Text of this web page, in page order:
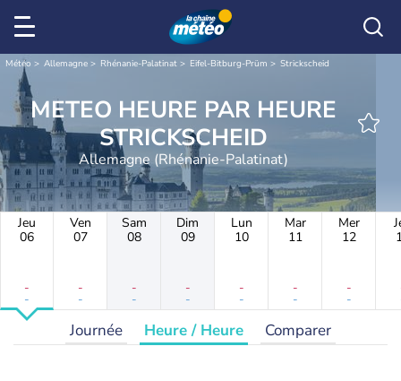
Météo Allemagne Rhénanie-Palatinat Eifel-Bitburg-Prüm Strickscheid
METEO HEURE PAR HEURE
STRICKSCHEID
Allemagne (Rhénanie-Palatinat)
Jeu
06
-
-
Ven
07
-
-
Sam
08
-
-
Dim
09
-
-
Lun
10
-
-
Mar
11
-
-
Mer
12
-
-
Journée Heure / Heure Comparer